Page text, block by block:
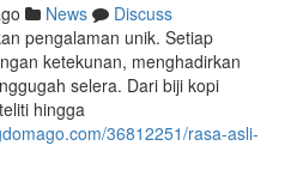
News
Discuss
pengalaman unik. Setiap
ketekunan, menghadirkan
selera. Dari biji kopi
hingga
36812251/rasa-asli-